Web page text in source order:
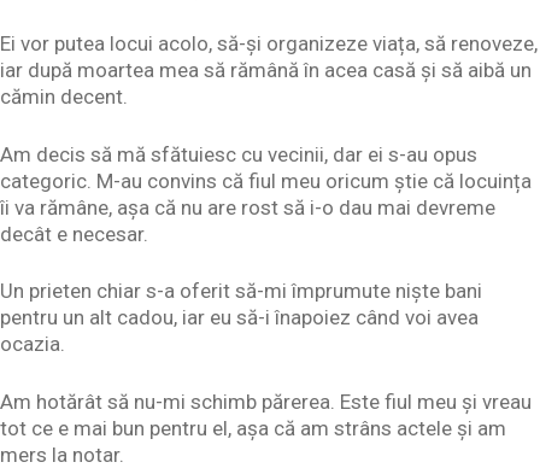
Ei vor putea locui acolo, să-și organizeze viața, să renoveze,
iar după moartea mea să rămână în acea casă și să aibă un
cămin decent.
Am decis să mă sfătuiesc cu vecinii, dar ei s-au opus
categoric. M-au convins că fiul meu oricum știe că locuința
îi va rămâne, așa că nu are rost să i-o dau mai devreme
decât e necesar.
Un prieten chiar s-a oferit să-mi împrumute niște bani
pentru un alt cadou, iar eu să-i înapoiez când voi avea
ocazia.
Am hotărât să nu-mi schimb părerea. Este fiul meu și vreau
tot ce e mai bun pentru el, așa că am strâns actele și am
mers la notar.